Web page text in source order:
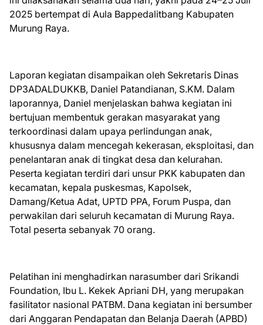
2025 bertempat di Aula Bappedalitbang Kabupaten
Murung Raya.
Laporan kegiatan disampaikan oleh Sekretaris Dinas
DP3ADALDUKKB, Daniel Patandianan, S.KM. Dalam
laporannya, Daniel menjelaskan bahwa kegiatan ini
bertujuan membentuk gerakan masyarakat yang
terkoordinasi dalam upaya perlindungan anak,
khususnya dalam mencegah kekerasan, eksploitasi, dan
penelantaran anak di tingkat desa dan kelurahan.
Peserta kegiatan terdiri dari unsur PKK kabupaten dan
kecamatan, kepala puskesmas, Kapolsek,
Damang/Ketua Adat, UPTD PPA, Forum Puspa, dan
perwakilan dari seluruh kecamatan di Murung Raya.
Total peserta sebanyak 70 orang.
Pelatihan ini menghadirkan narasumber dari Srikandi
Foundation, Ibu L. Kekek Apriani DH, yang merupakan
fasilitator nasional PATBM. Dana kegiatan ini bersumber
dari Anggaran Pendapatan dan Belanja Daerah (APBD)